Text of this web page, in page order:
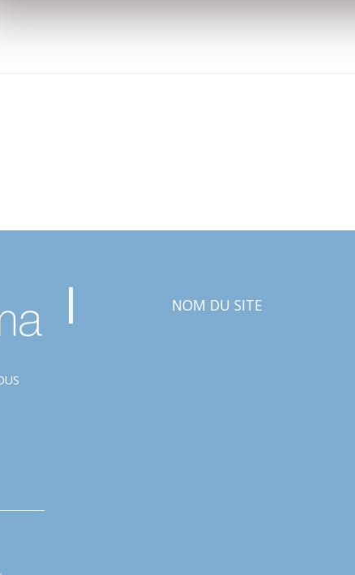
NOM DU SITE